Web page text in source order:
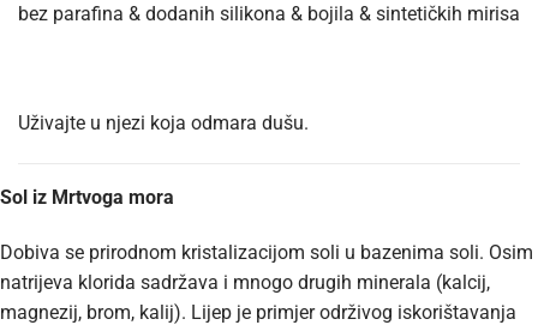
bez parafina & dodanih silikona & bojila & sintetičkih mirisa
Uživajte u njezi koja odmara dušu.
Sol iz Mrtvoga mora
Dobiva se prirodnom kristalizacijom soli u bazenima soli. Osim
natrijeva klorida sadržava i mnogo drugih minerala (kalcij,
magnezij, brom, kalij). Lijep je primjer održivog iskorištavanja